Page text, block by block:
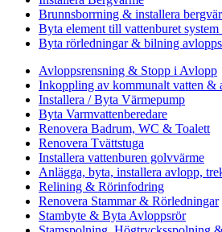
Brunnsborrning & installera
Byta element till vattenburet system
Byta rörledningar & bilning
Avloppsrensning & Stopp i Avlopp
Inkoppling av kommunalt vatten &
Installera / Byta Värmepump
Byta Varmvattenberedare
Renovera Badrum, WC & Toalett
Renovera Tvättstuga
Installera vattenburen golvvärme
Anlägga, byta, installera avlopp,
Relining & Rörinfodring
Renovera Stammar & Rörledningar
Stambyte & Byta Avloppsrör